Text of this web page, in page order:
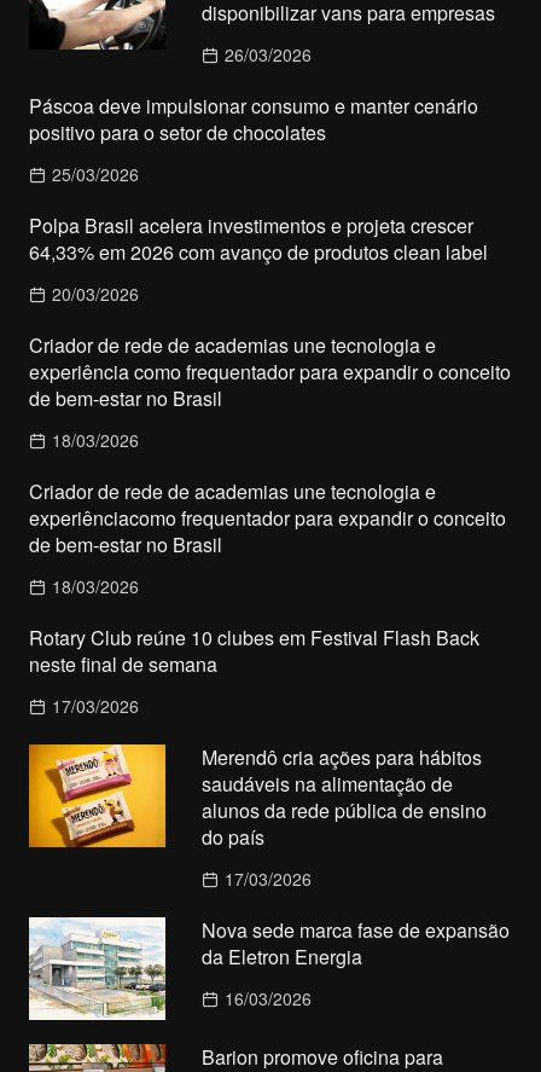
disponibilizar vans para empresas
26/03/2026
Páscoa deve impulsionar consumo e manter cenário
positivo para o setor de chocolates
25/03/2026
Polpa Brasil acelera investimentos e projeta crescer
64,33% em 2026 com avanço de produtos clean label
20/03/2026
Criador de rede de academias une tecnologia e
experiência como frequentador para expandir o conceito
de bem-estar no Brasil
18/03/2026
Criador de rede de academias une tecnologia e
experiênciacomo frequentador para expandir o conceito
de bem-estar no Brasil
18/03/2026
Rotary Club reúne 10 clubes em Festival Flash Back
neste final de semana
17/03/2026
Merendô cria ações para hábitos
saudáveis na alimentação de
alunos da rede pública de ensino
do país
17/03/2026
Nova sede marca fase de expansão
da Eletron Energia
16/03/2026
Barion promove oficina para